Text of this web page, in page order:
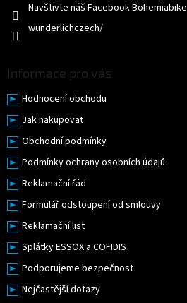
Navštivte náš Facebook Bohemiabike
wunderlichczech/
Informace pro vás
Hodnocení obchodu
Jak nakupovat
Obchodní podmínky
Podmínky ochrany osobních údajů
Reklamační řád
Formulář odstoupení od smlouvy
Reklamační list
Splátky ESSOX a COFIDIS
Podporujeme bezpečnost
Nejčastější dotazy